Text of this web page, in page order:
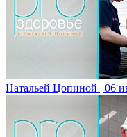
Натальей Цопиной | 06